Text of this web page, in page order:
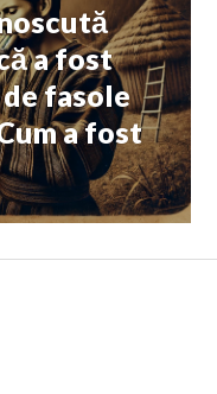
a fost
de fasole
a fost